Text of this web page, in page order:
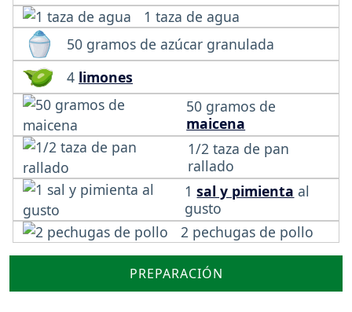
1 taza de agua
50 gramos de azúcar granulada
4 limones
50 gramos de
maicena
1/2 taza de pan
rallado
1sal y pimienta al
gusto
2 pechugas de pollo
PREPARACIÓN